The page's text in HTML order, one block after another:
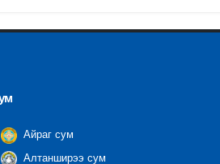
Айраг сум
Алтанширээ сум